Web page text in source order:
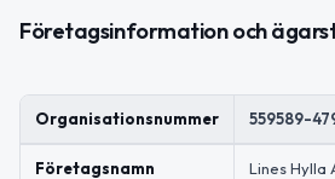
Företagsinformation och
Organisationsnummer 559589-
Företagsnamn Lines Hylla